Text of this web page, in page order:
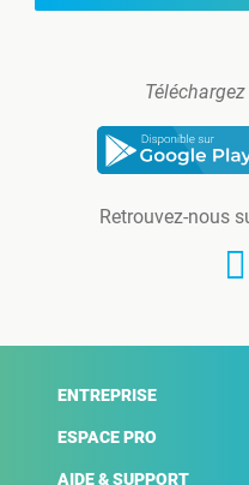
Retrouvez-nous
ENTREPRISE
ESPACE PRO
AIDE & SUPPORT